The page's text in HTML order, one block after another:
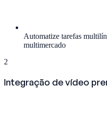
Automatize tarefas
multimercado
2
Integração de vídeo